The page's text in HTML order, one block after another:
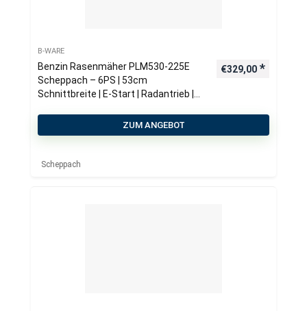
B-WARE
Benzin Rasenmäher PLM530-225E
Scheppach – 6PS | 53cm
Schnittbreite | E-Start | Radantrieb |
€329,00
ZUM ANGEBOT
Scheppach